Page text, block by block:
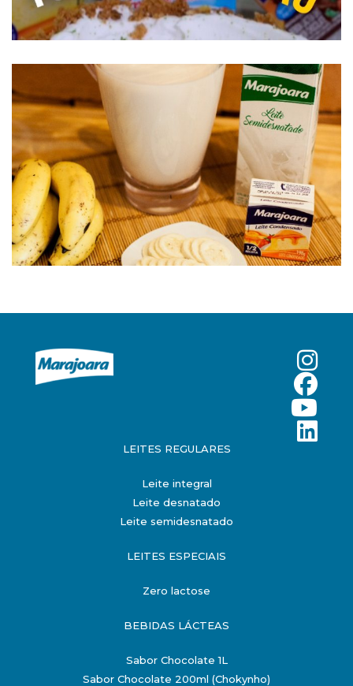
LEITES REGULARES
Leite integral
Leite desnatado
Leite semidesnatado
LEITES ESPECIAIS
Zero lactose
BEBIDAS LÁCTEAS
Sabor Chocolate 1L
Sabor Chocolate 200ml (Chokynho)